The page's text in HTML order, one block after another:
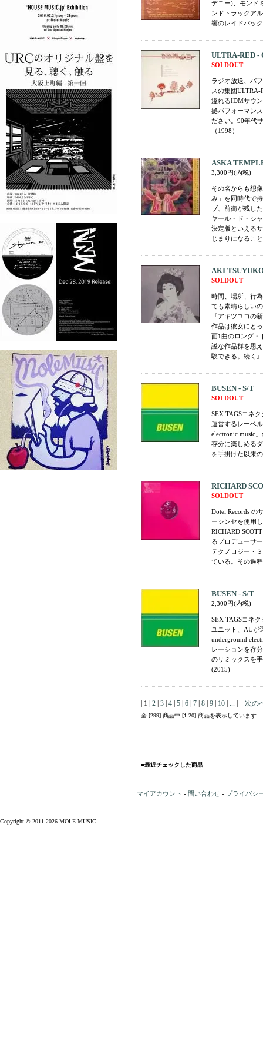
デニー)、モンド
ンドトラックア
響のレイドバッ
ULTRA-RED -
SOLDOUT
ラジオ放送、パ
スの集団ULTRA-
溢れるIDMサウ
拠パフォーマン
ださい。90年代
（1998）
ASKA
3,300円(内税)
その名からも想
み」を同時代で
ブ、前衛が残し
ヤール・ド・シ
決定版といえる
じまりになるこ
AKI
SOLDOUT
時間、場所、行
ても素晴らしい
『アキツユコの
作品は彼女にと
面1曲のロング・
謐な作品群を思
験できる。続く』
BUSEN - S/T
SOLDOUT
SEX TAGSコネ
運営するレーベ
electronic music
存分に楽しめる
を手掛けた以来
RICHARD
SOLDOUT
Dotei Records の
ーシンセを使用
RICHARD
るプロデューサ
テクノロジー・
ている。その過
BUSEN - S/T
2,300円(内税)
SEX TAGSコネ
ユニット、AUが
underground
レーションを存
のリミックスを
(2015)
| 1 | 2 3 4 5 6 7 8 9 10 ... 次の
全 [299] 商品中 [1-20] 商品を表示しています
■最近チェックした商品
マイアカウント - 問い合わせ - プライバシ
Copyright © 2011-2026 MOLE MUSIC